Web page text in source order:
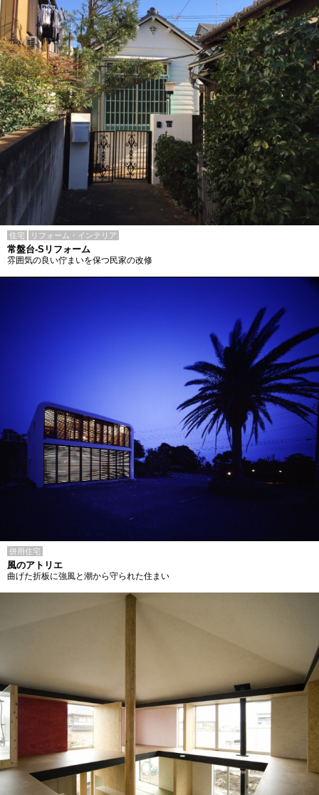
住宅 リフォーム・インテリア
常盤台-Sリフォーム
雰囲気の良い佇まいを保つ民家の改修
併用住宅
風のアトリエ
曲げた折板に強風と潮から守られた住まい